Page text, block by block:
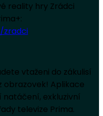
reality hry Zrádci
zradci
vtaženi do zákulisí
obrazovek! Aplikace
natáčení, exkluzivní
televize Prima.